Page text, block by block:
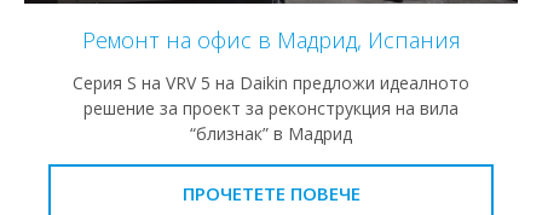
Ремонт на офис в Мадрид, Испания
Серия S на VRV 5 на Daikin предложи идеалното
решение за проект за реконструкция на вила
“близнак” в Мадрид
ПРОЧЕТЕТЕ ПОВЕЧЕ